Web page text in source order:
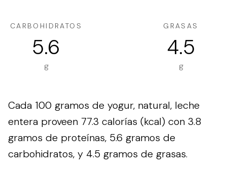
CARBOHIDRATOS
5.6
g
GRASAS
4.5
g
Cada 100 gramos de yogur, natural, leche
entera proveen 77.3 calorías (kcal) con 3.8
gramos de proteínas, 5.6 gramos de
carbohidratos, y 4.5 gramos de grasas.